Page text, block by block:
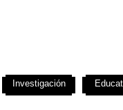
Investigación